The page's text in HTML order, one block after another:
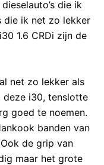
die ik
die ik net zo lekker
1.6 CRDi zijn de
net zo lekker als
deze i30, tenslotte
goed te noemen.
banden van
de grip van
maar het grote